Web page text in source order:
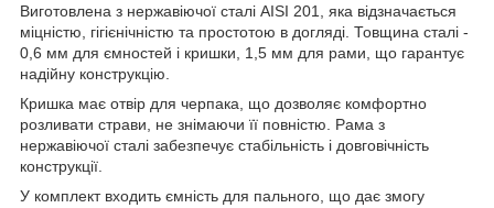
Виготовлена з нержавіючої сталі AISI 201, яка відзначається
міцністю, гігієнічністю та простотою в догляді. Товщина сталі -
0,6 мм для ємностей і кришки, 1,5 мм для рами, що гарантує
надійну конструкцію.
Кришка має отвір для черпака, що дозволяє комфортно
розливати страви, не знімаючи її повністю. Рама з
нержавіючої сталі забезпечує стабільність і довговічність
конструкції.
У комплект входить ємність для пального, що дає змогу